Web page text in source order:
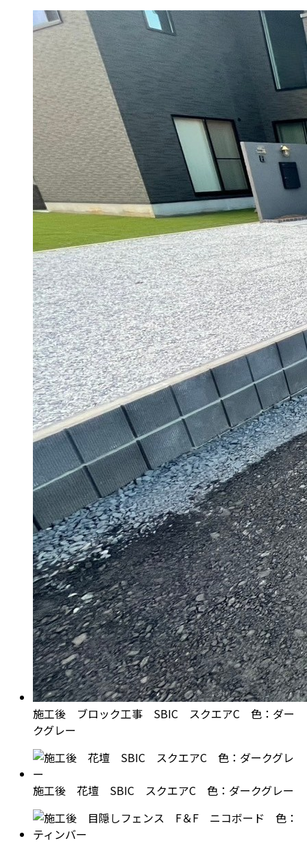
施工後 ブロック工事 SBIC スクエアC 色：ダー
クグレー
施工後 花壇 SBIC スクエアC 色：ダークグレー